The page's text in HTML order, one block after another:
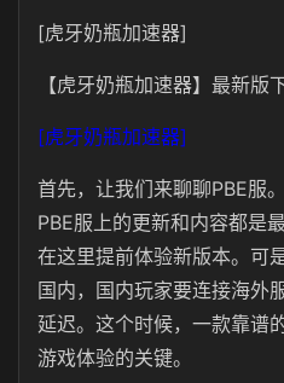
[虎牙奶瓶加速器]
【虎牙奶瓶加速器】最新版
[虎牙奶瓶加速器]
首先，让我们来聊聊PBE服
PBE服上的更新和内容都是
在这里提前体验新版本。可
国内，国内玩家要连接海外
延迟。这个时候，一款靠谱
游戏体验的关键。